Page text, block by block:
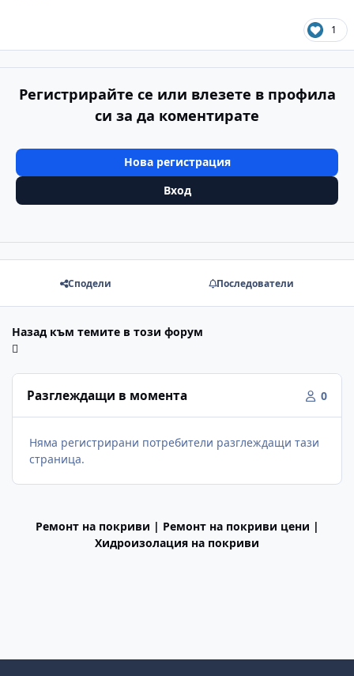
1
Регистрирайте се или влезете в профила
си за да коментирате
Нова регистрация
Вход
Сподели Последователи
Назад към темите в този форум
Разглеждащи в момента 0
Няма регистрирани потребители разглеждащи тази
страница.
Ремонт на покриви | Ремонт на покриви цени |
Хидроизолация на покриви